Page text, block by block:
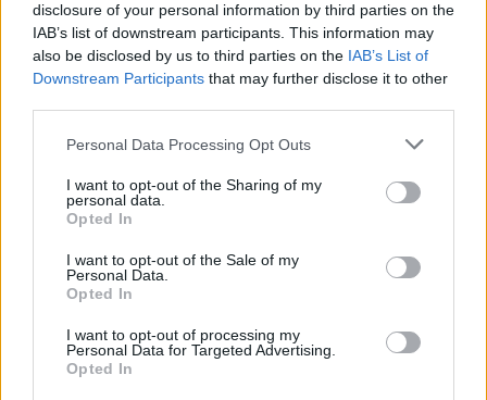
disclosure of your personal information by third parties on the
IAB’s list of downstream participants. This information may
also be disclosed by us to third parties on the IAB’s List of
Downstream Participants that may further disclose it to other
Personal Data Processing Opt Outs
I want to opt-out of the Sharing of my
personal data.
Opted In
I want to opt-out of the Sale of my
Personal Data.
Opted In
I want to opt-out of processing my
Personal Data for Targeted Advertising.
Opted In